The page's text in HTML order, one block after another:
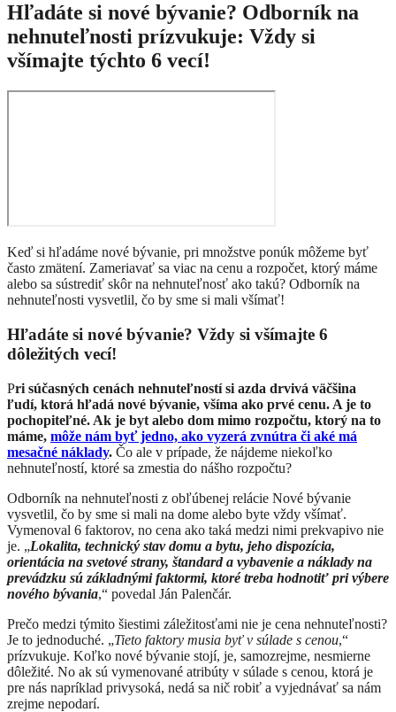
Hľadáte si nové bývanie? Odborník na
nehnuteľnosti prízvukuje: Vždy si
všímajte týchto 6 vecí!
Keď si hľadáme nové bývanie, pri množstve ponúk môžeme byť
často zmätení. Zameriavať sa viac na cenu a rozpočet, ktorý máme
alebo sa sústrediť skôr na nehnuteľnosť ako takú? Odborník na
nehnuteľnosti vysvetlil, čo by sme si mali všímať!
Hľadáte si nové bývanie? Vždy si všímajte 6
dôležitých vecí!
Pri súčasných cenách nehnuteľností si azda drvivá väčšina
ľudí, ktorá hľadá nové bývanie, všíma ako prvé cenu. A je to
pochopiteľné. Ak je byt alebo dom mimo rozpočtu, ktorý na to
máme, môže nám byť jedno, ako vyzerá zvnútra či aké má
mesačné náklady. Čo ale v prípade, že nájdeme niekoľko
nehnuteľností, ktoré sa zmestia do nášho rozpočtu?
Odborník na nehnuteľnosti z obľúbenej relácie Nové bývanie
vysvetlil, čo by sme si mali na dome alebo byte vždy všímať.
Vymenoval 6 faktorov, no cena ako taká medzi nimi prekvapivo nie
je. „Lokalita, technický stav domu a bytu, jeho dispozícia,
orientácia na svetové strany, štandard a vybavenie a náklady na
prevádzku sú základnými faktormi, ktoré treba hodnotiť pri výbere
nového bývania,“ povedal Ján Palenčár.
​Prečo medzi týmito šiestimi záležitosťami nie je cena nehnuteľnosti?
Je to jednoduché. „Tieto faktory musia byť v súlade s cenou,“
prízvukuje. Koľko nové bývanie stojí, je, samozrejme, nesmierne
dôležité. No ak sú vymenované atribúty v súlade s cenou, ktorá je
pre nás napríklad privysoká, nedá sa nič robiť a vyjednávať sa nám
zrejme nepodarí.